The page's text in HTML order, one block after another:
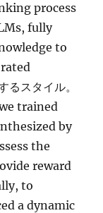
process
fully
to
スタイル。
trained
by
the
reward
to
a dynamic